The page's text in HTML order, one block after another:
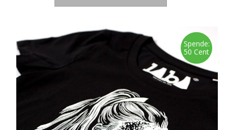
weist
Varianten
Die
Optionen
können
auf
gewählt
Spende:
50 Cent